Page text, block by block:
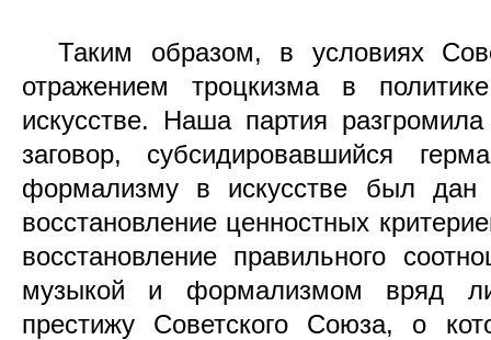
Таким образом, в условиях
отражением троцкизма в
искусстве. Наша партия разгромила
заговор, субсидировавшийся
формализму в искусстве был дан
восстановление ценностных
восстановление правильного
музыкой и формализмом вряд
престижу Советского Союза, о